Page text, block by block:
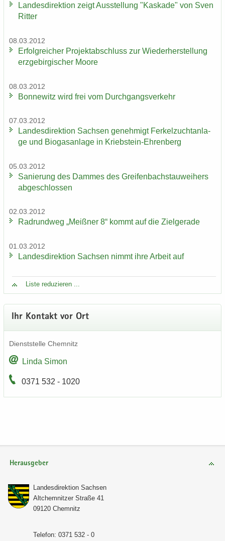
Lan­des­di­rek­ti­on zeigt Aus­stel­lung "Kas­ka­de" von Sven
Rit­ter
08.03.2012
Er­folg­rei­cher Pro­jekt­ab­schluss zur Wie­der­her­stel­lung
erz­ge­bir­gi­scher Moore
08.03.2012
Bon­ne­witz wird frei vom Durch­gangs­ver­kehr
07.03.2012
Lan­des­di­rek­ti­on Sach­sen ge­neh­migt Fer­kel­zucht­an­la­
ge und Bio­gas­an­la­ge in Kriebstein-​Ehrenberg
05.03.2012
Sa­nie­rung des Dam­mes des Grei­fen­bach­stau­wei­hers
ab­ge­schlos­sen
02.03.2012
Rad­rund­weg „Meiß­ner 8“ kommt auf die Ziel­ge­ra­de
01.03.2012
Lan­des­di­rek­ti­on Sach­sen nimmt ihre Ar­beit auf
Liste re­du­zie­ren ...
Ihr Kon­takt vor Ort
Dienst­stel­le Chem­nitz
Linda Simon
0371 532 - 1020
Herausgeber
Lan­des­di­rek­ti­on Sach­sen
Alt­chem­nit­zer Stra­ße 41
09120 Chem­nitz
Te­le­fon: 0371 532 - 0